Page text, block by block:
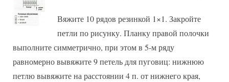
Вяжите 10 рядов резинкой 1×1. Закройте
петли по рисунку. Планку правой полочки
выполните симметрично, при этом в 5-м ряду
равномерно вывяжите 9 петель для пуговиц: нижнюю
петлю вывяжите на расстоянии 4 п. от нижнего края,